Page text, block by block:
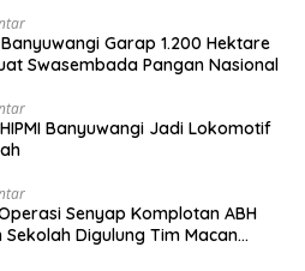
Garap 1.200 Hektare
Swasembada Pangan Nasional
Banyuwangi Jadi Lokomotif
Senyap Komplotan ABH
Digulung Tim Macan